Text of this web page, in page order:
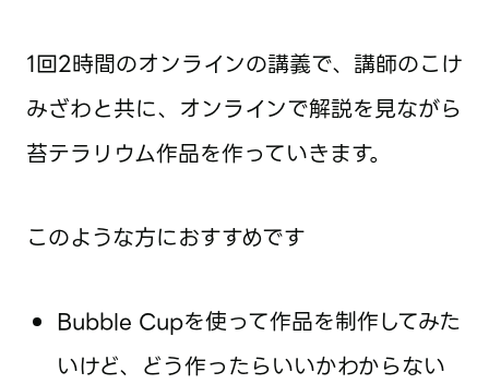
1回2時間のオンラインの講義で、講師のこけ
みざわと共に、オンラインで解説を見ながら
苔テラリウム作品を作っていきます。
このような方におすすめです
Bubble Cupを使って作品を制作してみた
いけど、どう作ったらいいかわからない